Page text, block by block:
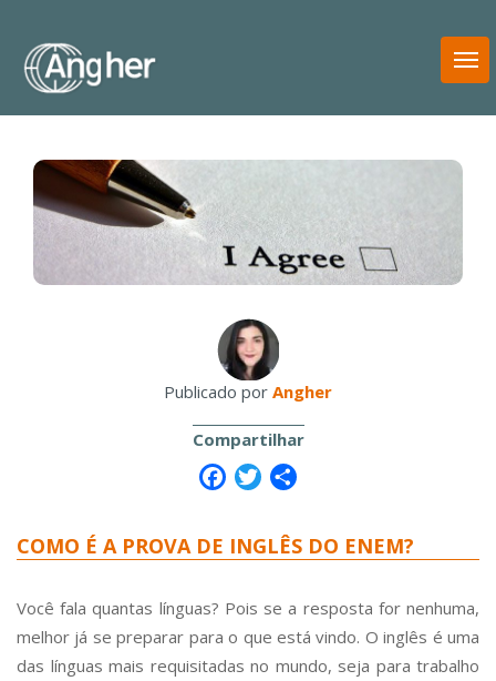
Publicado por Angher
Compartilhar
Facebook
Twitter
COMO É A PROVA DE INGLÊS DO ENEM?
Você fala quantas línguas? Pois se a resposta for nenhuma,
melhor já se preparar para o que está vindo. O inglês é uma
das línguas mais requisitadas no mundo, seja para trabalho